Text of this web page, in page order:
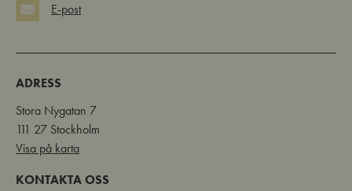
E-post
ADRESS
Stora Nygatan 7
111 27 Stockholm
Visa på karta
KONTAKTA OSS